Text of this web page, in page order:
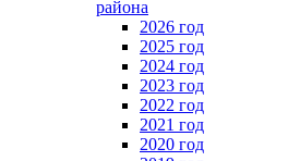
района
2026 год
2025 год
2024 год
2023 год
2022 год
2021 год
2020 год